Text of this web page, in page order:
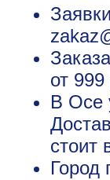
от
В Осе
стоит
Город